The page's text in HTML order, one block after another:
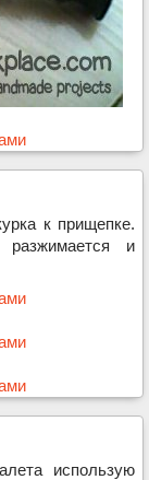
к прищепке.
и
использую